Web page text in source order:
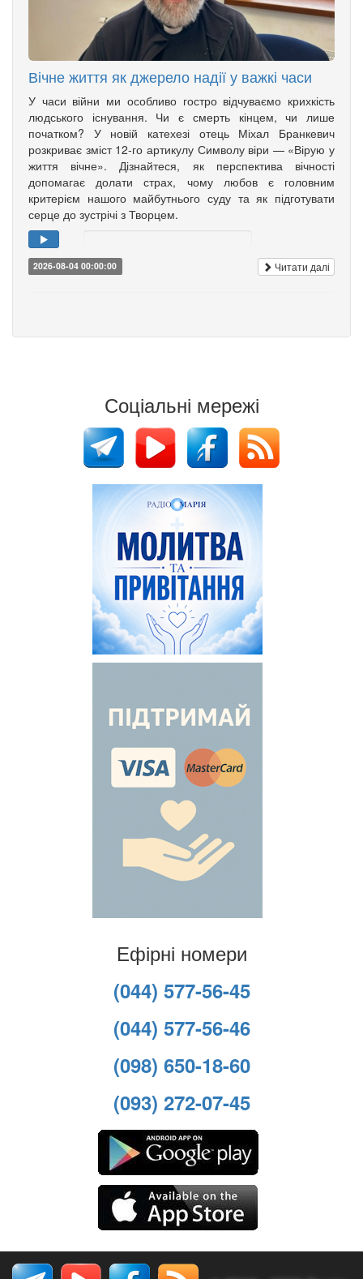
Вічне життя як джерело надії у важкі часи
У часи війни ми особливо гостро відчуваємо крихкість
людського існування. Чи є смерть кінцем, чи лише
початком? У новій катехезі отець Міхал Бранкевич
розкриває зміст 12-го артикулу Символу віри — «Вірую у
життя вічне». Дізнайтеся, як перспектива вічності
допомагає долати страх, чому любов є головним
критерієм нашого майбутнього суду та як підготувати
серце до зустрічі з Творцем.
2026-08-04 00:00:00 Читати далі
Соціальні мережі
Ефірні номери
(044) 577-56-45
(044) 577-56-46
(098) 650-18-60
(093) 272-07-45